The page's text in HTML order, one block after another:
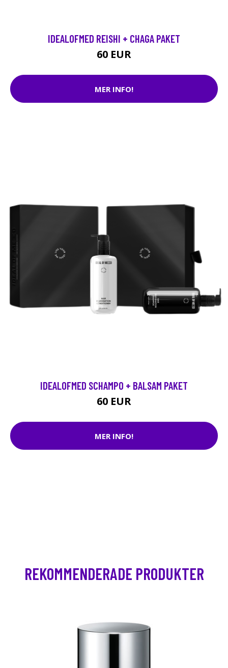
IDEALOFMED REISHI + CHAGA PAKET
60 EUR
MER INFO!
IDEALOFMED SCHAMPO + BALSAM PAKET
60 EUR
MER INFO!
REKOMMENDERADE PRODUKTER